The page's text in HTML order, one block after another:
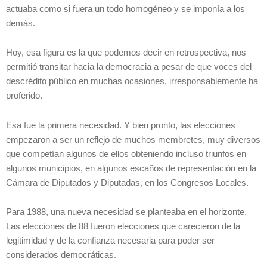
actuaba como si fuera un todo homogéneo y se imponía a los
demás.
Hoy, esa figura es la que podemos decir en retrospectiva, nos
permitió transitar hacia la democracia a pesar de que voces del
descrédito público en muchas ocasiones, irresponsablemente ha
proferido.
Esa fue la primera necesidad. Y bien pronto, las elecciones
empezaron a ser un reflejo de muchos membretes, muy diversos
que competían algunos de ellos obteniendo incluso triunfos en
algunos municipios, en algunos escaños de representación en la
Cámara de Diputados y Diputadas, en los Congresos Locales.
Para 1988, una nueva necesidad se planteaba en el horizonte.
Las elecciones de 88 fueron elecciones que carecieron de la
legitimidad y de la confianza necesaria para poder ser
considerados democráticas.